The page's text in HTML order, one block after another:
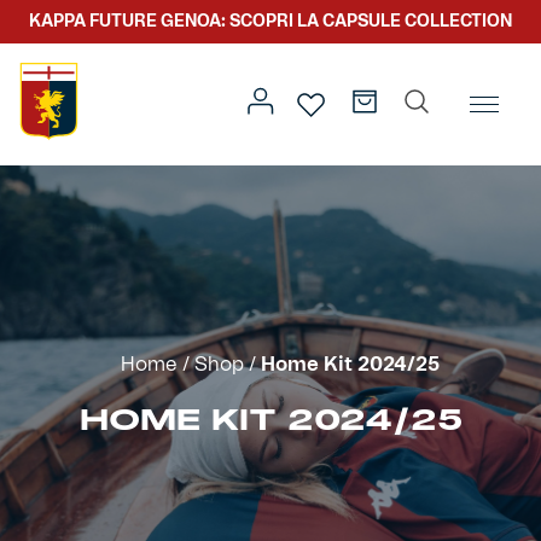
Prima squadra
Primavera
Settore giovanile
Prima squadra
Kappa Futur Genoa
Genoa x Genova
Kombat XXV
Genoa x Rolling Stone
KAPPA FUTURE GENOA: SCOPRI LA CAPSULE COLLECTION
Home/Shop/Home Kit 2024/25
HOME KIT 2024/25